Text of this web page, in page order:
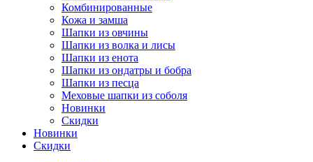
Комбинированные
Кожа и замша
Шапки из овчины
Шапки из волка и лисы
Шапки из енота
Шапки из ондатры и бобра
Шапки из песца
Меховые шапки из соболя
Новинки
Скидки
Новинки
Скидки